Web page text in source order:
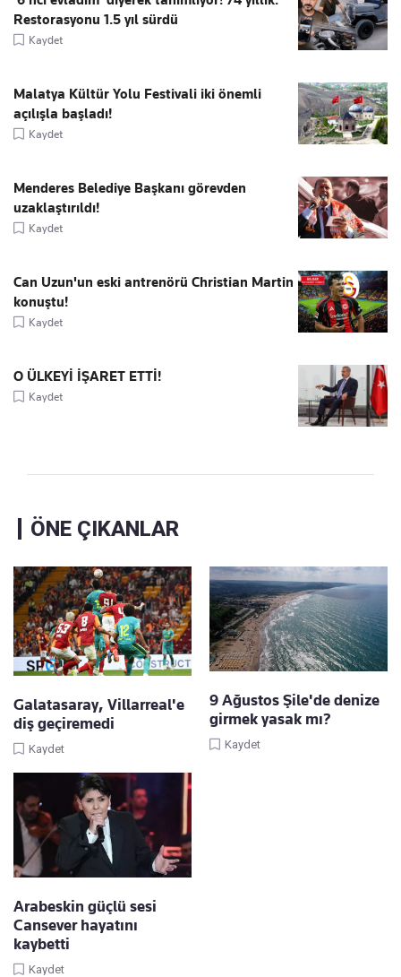
Restorasyonu 1.5 yıl sürdü
Kaydet
Malatya Kültür Yolu Festivali iki önemli
açılışla başladı!
Kaydet
Menderes Belediye Başkanı görevden
uzaklaştırıldı!
Kaydet
Can Uzun'un eski antrenörü Christian Martin
konuştu!
Kaydet
O ÜLKEYİ İŞARET ETTİ!
Kaydet
ÖNE ÇIKANLAR
Galatasaray, Villarreal'e
diş geçiremedi
Kaydet
9 Ağustos Şile'de denize
girmek yasak mı?
Kaydet
Arabeskin güçlü sesi
Cansever hayatını
kaybetti
Kaydet